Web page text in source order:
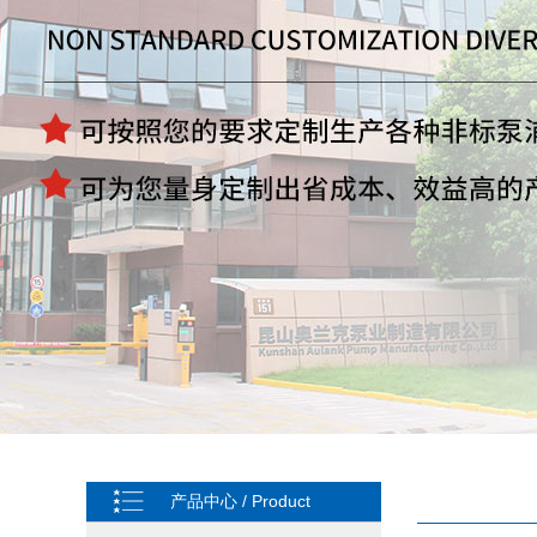
产品中心 / Product